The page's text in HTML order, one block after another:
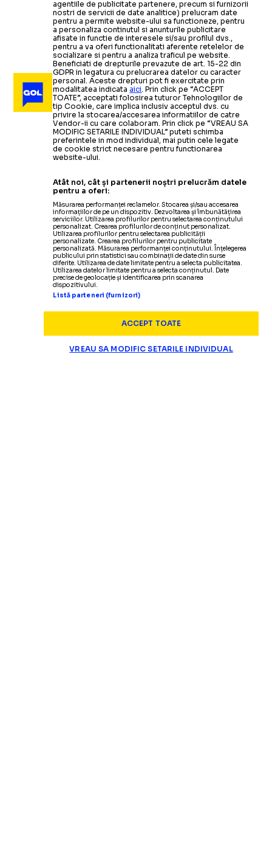
agentiile de publicitate partenere, precum si furnizorii
nostri de servicii de date analitice) prelucram date
pentru a permite website-ului sa functioneze, pentru
a personaliza continutul si anunturile publicitare
afisate in functie de interesele si/sau profilul dvs.,
pentru a va oferi functionalitati aferente retelelor de
socializare si pentru a analiza traficul pe website.
Beneficiati de drepturile prevazute de art. 15-22 din
GDPR in legatura cu prelucrarea datelor cu caracter
personal. Aceste drepturi pot fi exercitate prin
modalitatea indicataaici. Prin click pe “ACCEPT
TOATE”, acceptati folosirea tuturor Tehnologiilor de
tip Cookie, care implica inclusiv acceptul dvs. cu
privire la stocarea/accesarea informatiilor de catre
Vendor-ii cu care colaboram. Prin click pe “VREAU SA
MODIFIC SETARILE INDIVIDUAL” puteti schimba
preferintele in mod individual, mai putin cele legate
de cookie strict necesare pentru functionarea
website-ului.
Atât noi, cât și partenerii noștri prelucrăm datele
pentru a oferi:
Măsurarea performanței reclamelor. Stocarea și/sau accesarea
informațiilor de pe un dispozitiv. Dezvoltarea și îmbunătățirea
serviciilor. Utilizarea profilurilor pentru selectarea conținutului
personalizat. Crearea profilurilor de conținut personalizat.
Utilizarea profilurilor pentru selectarea publicității
personalizate. Crearea profilurilor pentru publicitate
personalizată. Măsurarea performanței conținutului. Înțelegerea
publicului prin statistici sau combinații de date din surse
diferite. Utilizarea de date limitate pentru a selecta publicitatea.
Utilizarea datelor limitate pentru a selecta conținutul. Date
precise de geolocație și identificarea prin scanarea
dispozitivului.
Listă parteneri (furnizori)
ACCEPT TOATE
VREAU SA MODIFIC SETARILE INDIVIDUAL